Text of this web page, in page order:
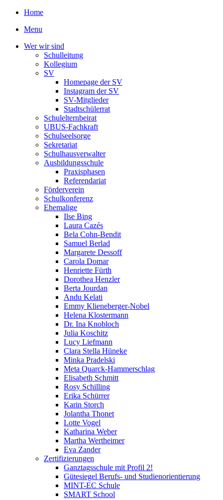
Home
Menu
Wer wir sind
Schulleitung
Kollegium
SV
Homepage der SV
Instagram der SV
SV-Mitglieder
Stadtschülerrat
Schulelternbeirat
UBUS-Fachkraft
Schulseelsorge
Sekretariat
Schulhausverwalter
Ausbildungsschule
Praxisphasen
Referendariat
Förderverein
Schulkonferenz
Ehemalige
Ilse Bing
Laura Cazés
Bela Cohn-Bendit
Samuel Berlad
Margarete Dessoff
Carola Domar
Henriette Fürth
Dorothea Henzler
Berta Jourdan
Andu Kelati
Emmy Klieneberger-Nobel
Helena Klostermann
Dr. Ina Knobloch
Julia Koschitz
Lucy Liefmann
Clara Stella Hüneke
Minka Pradelski
Meta Quarck-Hammerschlag
Elisabeth Schmitt
Rosy Schilling
Erika Schürrer
Karin Storch
Jolantha Thonet
Lotte Vogel
Katharina Weber
Martha Wertheimer
Eva Zander
Zertifizierungen
Ganztagsschule mit Profil 2!
Gütesiegel Berufs- und Studienorientierung
MINT-EC Schule
SMART School